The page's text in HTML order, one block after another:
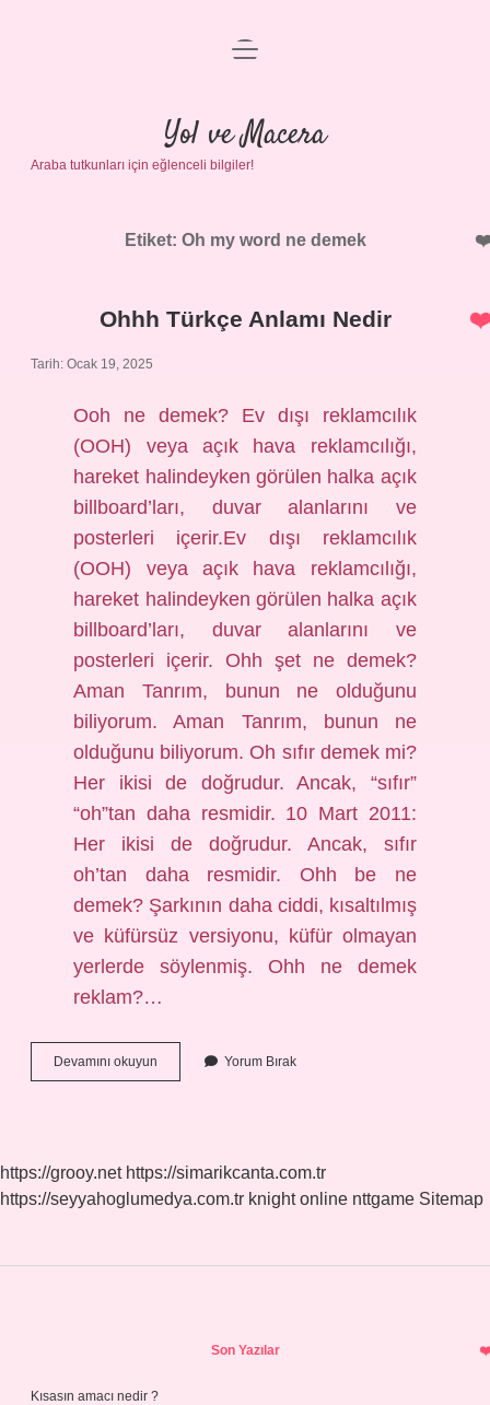
Anasayfa
Gizlilik Politikası
Yasal Uyarı
menüyü
Yol ve Macera
Araba tutkunları için eğlenceli bilgiler!
Etiket: Oh my word ne demek
Ohhh Türkçe Anlamı Nedir
Tarih: Ocak 19, 2025
Ooh ne demek? Ev dışı reklamcılık
(OOH) veya açık hava reklamcılığı,
hareket halindeyken görülen halka açık
billboard’ları, duvar alanlarını ve
posterleri içerir.Ev dışı reklamcılık
(OOH) veya açık hava reklamcılığı,
hareket halindeyken görülen halka açık
billboard’ları, duvar alanlarını ve
posterleri içerir. Ohh şet ne demek?
Aman Tanrım, bunun ne olduğunu
biliyorum. Aman Tanrım, bunun ne
olduğunu biliyorum. Oh sıfır demek mi?
Her ikisi de doğrudur. Ancak, “sıfır”
“oh”tan daha resmidir. 10 Mart 2011:
Her ikisi de doğrudur. Ancak, sıfır
oh’tan daha resmidir. Ohh be ne
demek? Şarkının daha ciddi, kısaltılmış
ve küfürsüz versiyonu, küfür olmayan
yerlerde söylenmiş. Ohh ne demek
reklam?…
Devamını okuyun
Türkçe
Yorum Bırak
https://grooy.net https://simarikcanta.com.tr
https://seyyahoglumedya.com.tr knight online nttgame Sitemap
Son Yazılar
Kısasın amacı nedir ?